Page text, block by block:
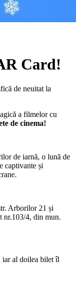
Card!
de neuitat la
a filmelor cu
de cinema!
de iarnă, o lună de
captivante și
Arborilor 21 și
nr.103/4, din mun.
iar al doilea bilet îl